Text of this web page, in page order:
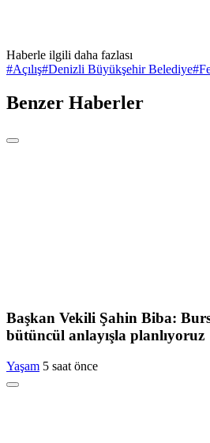
Haberle ilgili daha fazlası
#Açılış#Denizli Büyükşehir Belediye#
Benzer Haberler
Başkan Vekili Şahin Biba:
bütüncül anlayışla planlıyoruz
Yaşam 5 saat önce